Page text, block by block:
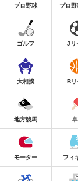
プロ野球 プロ
ゴルフ Jリ
大相撲 Bリ
地方競馬
モーター フィ